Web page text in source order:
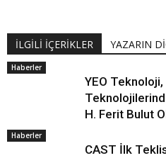
İLGİLİ İÇERİKLER YAZARIN
Haberler
YEO
H. Ferit Bulut
Haberler
CAST İlk